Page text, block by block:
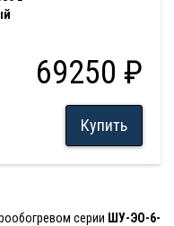
69250 ₽
Купить
серии ШУ-ЭО-6-